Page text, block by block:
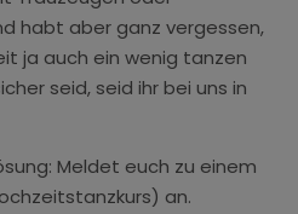
habt aber ganz vergessen,
ja auch ein wenig tanzen
seid, seid ihr bei uns in
Meldet euch zu einem
an.